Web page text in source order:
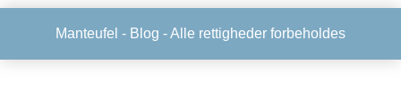
Manteufel - Blog - Alle rettigheder forbeholdes